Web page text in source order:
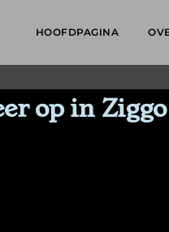
HOOFDPAGINA
op in